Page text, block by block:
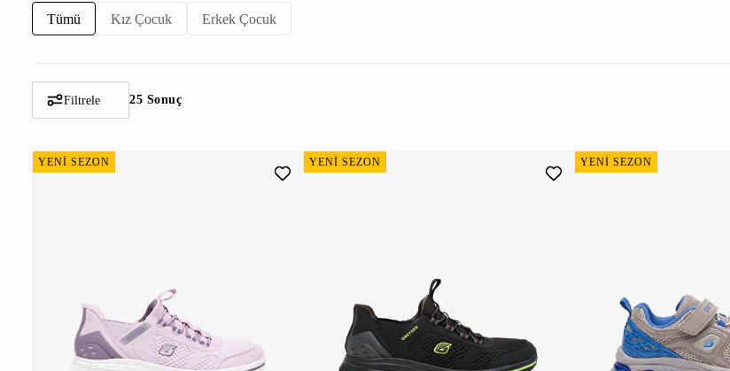
Tümü Kız Çocuk Erkek Çocuk
Filtrele 25 Sonuç
YENİ SEZON YENİ SEZON YENİ SEZON